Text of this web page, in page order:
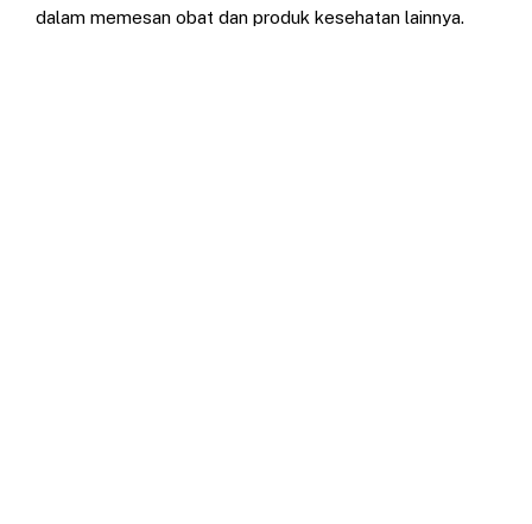
dalam memesan obat dan produk kesehatan lainnya.